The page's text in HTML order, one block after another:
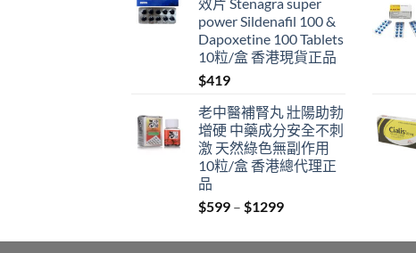
power Sildenafil 100 &
Dapoxetine 100 Tablets
10粒/盒 香港現貨正品
$419
老中醫補腎丸 壯陽助勃
增硬 中藥成分安全不刺
激 天然綠色無副作用
10粒/盒 香港總代理正
品
$599 – $1299Price
$599